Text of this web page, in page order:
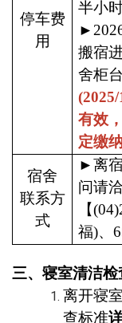
停车费
用
半小时
►
搬宿
舍柜
有效
定缴
宿舍
联系方
式
►离
问请
【
福)、
三、寝室清洁检
离开寝
查标准